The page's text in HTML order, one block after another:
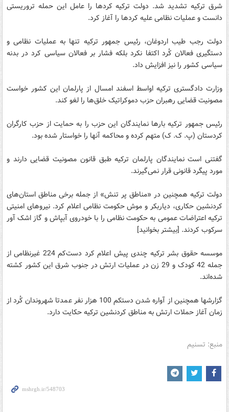
شرق ترکیه تشدید شد. دولت ترکیه کردها را عامل این حمله تروریستی
دانست و عملیات نظامی علیه کردها را آغاز کرد.
دولت رجب طیب اردوغان، رئیس جمهور ترکیه تنها به عملیات نظامی و
دستگیری فعالان کُرد اکتفا نکرد بلکه فشار بر فعالان سیاسی کرد در بدنه
سیاسی کشور را نیز افزایش داد.
وزارت دادگستری ترکیه اواسط اسفند امسال از پارلمان این کشور خواست
مصونیت قضایی رهبران حزب دموکراتیک خلق‌ها را لغو کند.
رئیس جمهور ترکیه بارها نمایندگان این حزب را به حمایت از حزب کارگران
کردستان (پ. ک. ک) متهم کرده و محاکمه آنها را خواستار شده بود.
گفتنی است نمایندگان پارلمان ترکیه طبق قانون مصونیت قضایی دارند و
مورد پیگرد قانونی قرار نمی‌گیرند.
دولت ترکیه همچنین در «مناطق پر تنش» از جمله برخی مناطق استان‌های
کردنشین حکاری، دیاربکر و موش حکومت نظامی اعلام کرد. نیروهای امنیتی
ترکیه اعتراضات عمومی به حکومت نظامی را با خودروی آبپاش و گاز اشک آور
سرکوب کردند. [بیشتر بخوانید]
موسسه حقوق بشر ترکیه چندی پیش اعلام کرد دست‌کم 224 غیرنظامی از
جمله 42 کودک و 29 زن در عملیات ارتش در جنوب شرق این کشور کشته
شده‌اند.
گزارشها همچنین از آواره شدن دستکم 100 هزار نفر عمدتا شهروندان کُرد از
زمان آغاز حملات ارتش به مناطق کردنشین ترکیه حکایت دارد.
منبع: تسنیم